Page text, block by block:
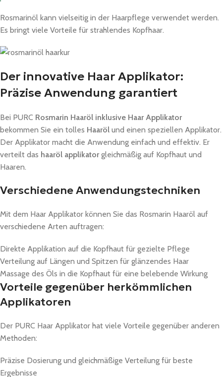
Rosmarinöl kann vielseitig in der Haarpflege verwendet werden.
Es bringt viele Vorteile für strahlendes Kopfhaar.
Der innovative Haar Applikator:
Präzise Anwendung garantiert
Bei PURC Rosmarin Haaröl inklusive Haar Applikator
bekommen Sie ein tolles Haaröl und einen speziellen Applikator.
Der Applikator macht die Anwendung einfach und effektiv. Er
verteilt das haaröl applikatorgleichmäßig auf Kopfhaut und
Haaren.
Verschiedene Anwendungstechniken
Mit dem Haar Applikator können Sie das Rosmarin Haaröl auf
verschiedene Arten auftragen:
Direkte Applikation auf die Kopfhaut für gezielte Pflege
Verteilung auf Längen und Spitzen für glänzendes Haar
Massage des Öls in die Kopfhaut für eine belebende Wirkung
Vorteile gegenüber herkömmlichen
Applikatoren
Der PURC Haar Applikator hat viele Vorteile gegenüber anderen
Methoden:
Präzise Dosierung und gleichmäßige Verteilung für beste
Ergebnisse